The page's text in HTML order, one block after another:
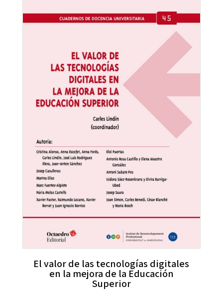
El valor de las tecnologías digitales
en la mejora de la Educación
Superior